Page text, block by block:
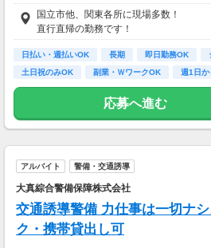
////////////////////////////////////////
日給12000円以上
（一律手当を含む）
※時給換算→1500円/時
/////////////////////////////////////////
国立市他、関東各所に現場多数！
直行直帰の勤務です！
日払い・週払いOK 長期 即日勤務OK
土日祝のみOK
副業・ＷワークOK 週1日か
応募へ進む
アルバイト 警備・交通誘導
大真綜合警備保障株式会社
交通誘導警備 力仕事は一切ナ
ク・携帯貸出し可